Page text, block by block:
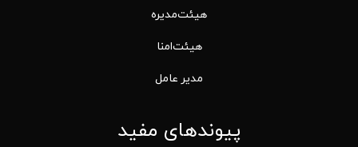
هیئت‌مدیره
هیئت‌امنا
مدیر عامل
پیوندهای مفید